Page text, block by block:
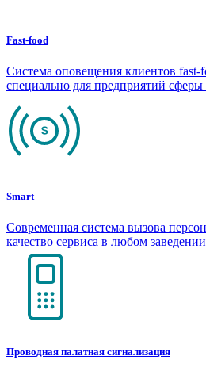
Fast-food
Система оповещения клиентов fast-
специально для предприятий
Smart
Современная система вызова
качество сервиса в любом заведении
Проводная палатная сигнализация